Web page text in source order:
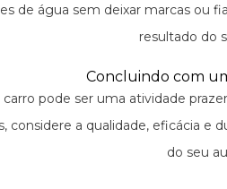
de água sem deixar marcas
resultado do
Concluindo com
pode ser uma atividade
considere a qualidade, eficácia
do seu